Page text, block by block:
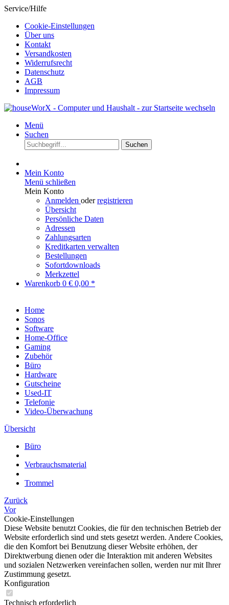
Service/Hilfe
Cookie-Einstellungen
Über uns
Kontakt
Versandkosten
Widerrufsrecht
Datenschutz
AGB
Impressum
Menü
Suchen
Suchen
Mein Konto
Menü schließen
Mein Konto
Anmelden oderregistrieren
Übersicht
Persönliche Daten
Adressen
Zahlungsarten
Kreditkarten verwalten
Bestellungen
Sofortdownloads
Merkzettel
Warenkorb 0 € 0,00 *
Home
Sonos
Software
Home-Office
Gaming
Zubehör
Büro
Hardware
Gutscheine
Used-IT
Telefonie
Video-Überwachung
Übersicht
Büro
Verbrauchsmaterial
Trommel
Zurück
Vor
Cookie-Einstellungen
Diese Website benutzt Cookies, die für den technischen Betrieb der
Website erforderlich sind und stets gesetzt werden. Andere Cookies,
die den Komfort bei Benutzung dieser Website erhöhen, der
Direktwerbung dienen oder die Interaktion mit anderen Websites
und sozialen Netzwerken vereinfachen sollen, werden nur mit Ihrer
Zustimmung gesetzt.
Konfiguration
Technisch erforderlich